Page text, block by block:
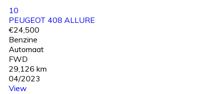
10
PEUGEOT 408 ALLURE
€24,500
Benzine
Automaat
FWD
29,126 km
04/2023
View